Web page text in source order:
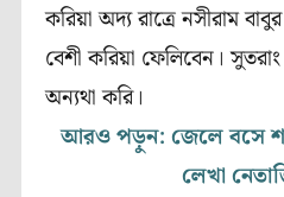
করিয়া অদ্য রাত্রে নসীরাম
বেশী করিয়া ফেলিবেন।
অন্যথা করি।
আরও পড়ুন: জেলে বসে
লেখা